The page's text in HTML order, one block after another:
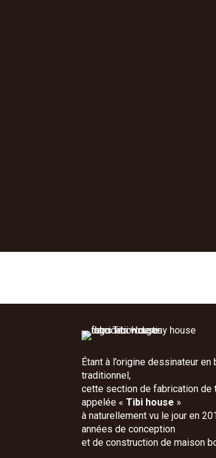
Étant à l’origine dessinateur en
traditionnel,
cette section de fabrication de
appelée «Tibi house »
à naturellement vu le jour en
années de conception
et de construction de maison